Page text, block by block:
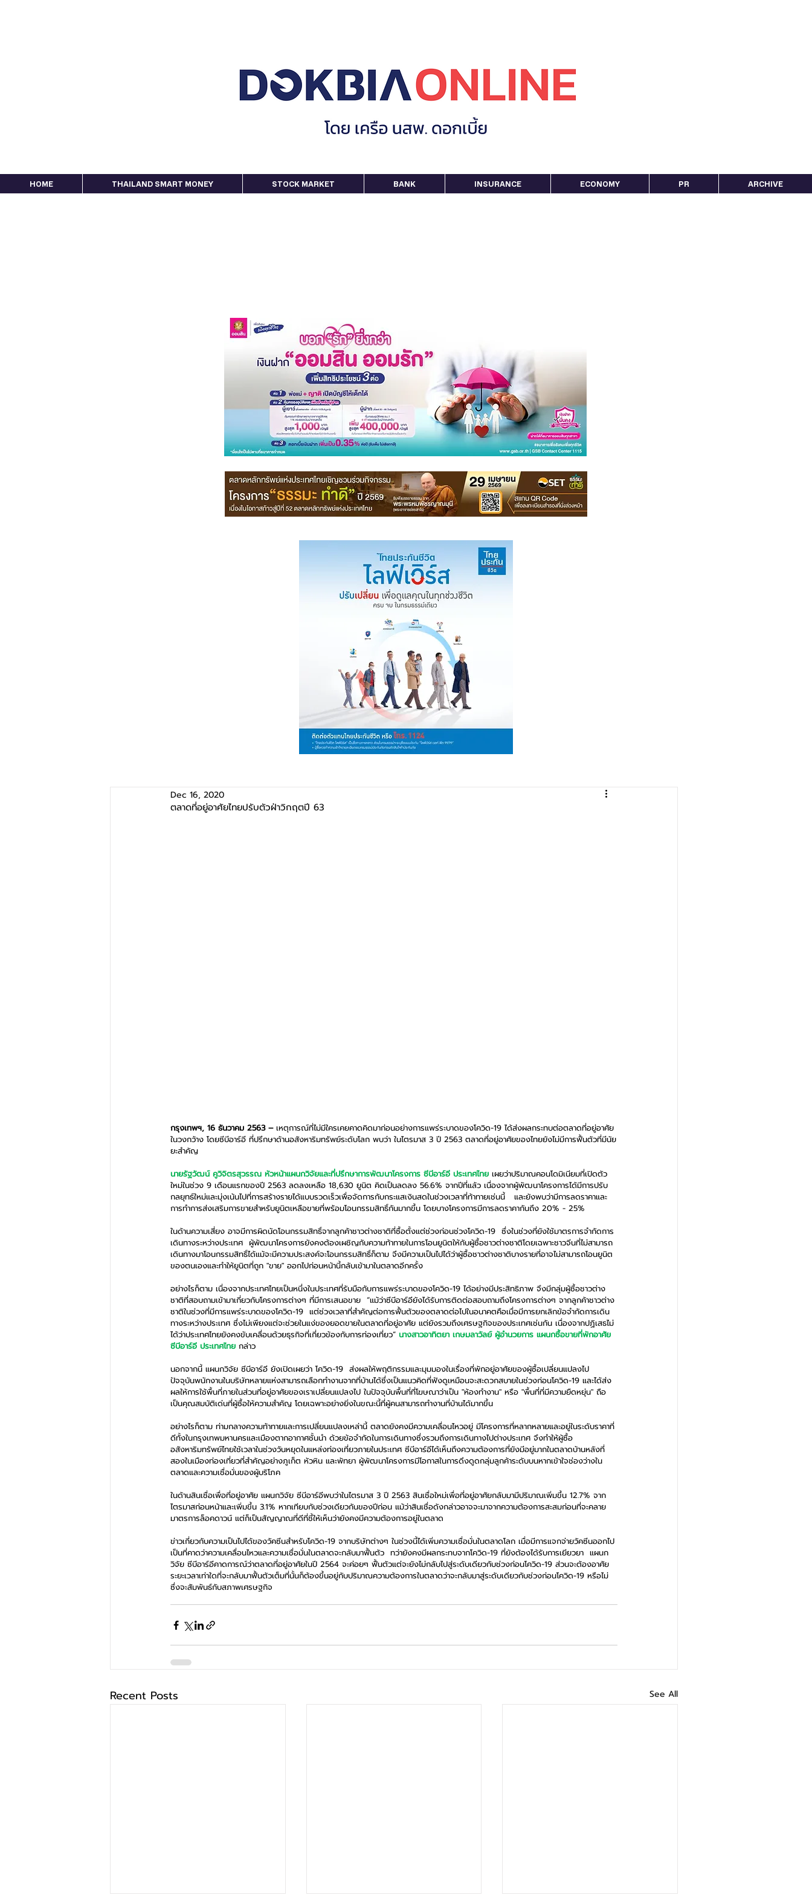
HOME THAILAND SMART MONEY STOCK MARKET BANK INSURANCE ECONOMY PR ARCHIVE
ตลาดที่อยู่อาศัยไทยปรับตัวฝ่าวิกฤตปี 63
Dec 16, 2020
กรุงเทพฯ, 16 ธันวาคม 2563 – เหตุการณ์ที่ไม่มีใครเคยคาดคิดมาก่อนอย่างการแพร่ระบาดของโควิด-19 ได้ส่งผลกระทบต่อตลาดที่อยู่อาศัย
ในวงกว้าง โดยซีบีอาร์อี ที่ปรึกษาด้านอสังหาริมทรัพย์ระดับโลก พบว่า ในไตรมาส 3 ปี 2563 ตลาดที่อยู่อาศัยของไทยยังไม่มีการฟื้นตัวที่มีนัย
ยะสำคัญ
นายรัฐวัฒน์ คูวิจิตรสุวรรณ หัวหน้าแผนกวิจัยและที่ปรึกษาการพัฒนาโครงการ ซีบีอาร์อี ประเทศไทย เผยว่าปริมาณคอนโดมิเนียมที่เปิดตัว
ใหม่ในช่วง 9 เดือนแรกของปี 2563 ลดลงเหลือ 18,630 ยูนิต คิดเป็นลดลง 56.6% จากปีที่แล้ว เนื่องจากผู้พัฒนาโครงการได้มีการปรับ
กลยุทธ์ใหม่และมุ่งเน้นไปที่การสร้างรายได้แบบรวดเร็วเพื่อจัดการกับกระแสเงินสดในช่วงเวลาที่ท้าทายเช่นนี้   และยังพบว่ามีการลดราคาและ
การทำการส่งเสริมการขายสำหรับยูนิตเหลือขายที่พร้อมโอนกรรมสิทธิ์กันมากขึ้น โดยบางโครงการมีการลดราคากันถึง 20% - 25%
ในด้านความเสี่ยง อาจมีการผิดนัดโอนกรรมสิทธิ์จากลูกค้าชาวต่างชาติที่ซื้อตั้งแต่ช่วงก่อนช่วงโควิด-19  ซึ่งในช่วงที่ยังใช้มาตรการจำกัดการ
เดินทางระหว่างประเทศ  ผู้พัฒนาโครงการยังคงต้องเผชิญกับความท้าทายในการโอนยูนิตให้กับผู้ซื้อชาวต่างชาติโดยเฉพาะชาวจีนที่ไม่สามารถ
เดินทางมาโอนกรรมสิทธิ์ได้แม้จะมีความประสงค์จะโอนกรรมสิทธิ์ก็ตาม จึงมีความเป็นไปได้ว่าผู้ซื้อชาวต่างชาติบางรายที่อาจไม่สามารถโอนยูนิต
ของตนเองและทำให้ยูนิตที่ถูก "ขาย" ออกไปก่อนหน้านี้กลับเข้ามาในตลาดอีกครั้ง
อย่างไรก็ตาม เนื่องจากประเทศไทยเป็นหนึ่งในประเทศที่รับมือกับการแพร่ระบาดของโควิด-19 ได้อย่างมีประสิทธิภาพ จึงมีกลุ่มผู้ซื้อชาวต่าง
ชาติที่สอบถามเข้ามาเกี่ยวกับโครงการต่างๆ ที่มีการเสนอขาย  “แม้ว่าซีบีอาร์อียังได้รับการติดต่อสอบถามถึงโครงการต่างๆ จากลูกค้าชาวต่าง
ชาติในช่วงที่มีการแพร่ระบาดของโควิด-19  แต่ช่วงเวลาที่สำคัญต่อการฟื้นตัวของตลาดต่อไปในอนาคตคือเมื่อมีการยกเลิกข้อจำกัดการเดิน
ทางระหว่างประเทศ ซึ่งไม่เพียงแต่จะช่วยในแง่ของยอดขายในตลาดที่อยู่อาศัย แต่ยังรวมถึงเศรษฐกิจของประเทศเช่นกัน เนื่องจากปฏิเสธไม่
ได้ว่าประเทศไทยยังคงขับเคลื่อนด้วยธุรกิจที่เกี่ยวข้องกับการท่องเที่ยว” นางสาวอาทิตยา เกษมลาวัลย์ ผู้อำนวยการ แผนกซื้อขายที่พักอาศัย
ซีบีอาร์อี ประเทศไทย กล่าว
นอกจากนี้ แผนกวิจัย ซีบีอาร์อี ยังเปิดเผยว่า โควิด-19  ส่งผลให้พฤติกรรมและมุมมองในเรื่องที่พักอยู่อาศัยของผู้ซื้อเปลี่ยนแปลงไป
ปัจจุบันพนักงานในบริษัทหลายแห่งสามารถเลือกทำงานจากที่บ้านได้ซึ่งเป็นแนวคิดที่ฟังดูเหมือนจะสะดวกสบายในช่วงก่อนโควิด-19 และได้ส่ง
ผลให้การใช้พื้นที่ภายในส่วนที่อยู่อาศัยของเราเปลี่ยนแปลงไป ในปัจจุบันพื้นที่ที่โฆษณาว่าเป็น "ห้องทำงาน" หรือ "พื้นที่ที่มีความยืดหยุ่น" ถือ
เป็นคุณสมบัติเด่นที่ผู้ซื้อให้ความสำคัญ โดยเฉพาะอย่างยิ่งในขณะนี้ที่ผู้คนสามารถทำงานที่บ้านได้มากขึ้น
อย่างไรก็ตาม ท่ามกลางความท้าทายและการเปลี่ยนแปลงเหล่านี้ ตลาดยังคงมีความเคลื่อนไหวอยู่ มีโครงการที่หลากหลายและอยู่ในระดับราคาที่
ดีทั้งในกรุงเทพมหานครและเมืองตากอากาศชั้นนำ ด้วยข้อจำกัดในการเดินทางซึ่งรวมถึงการเดินทางไปต่างประเทศ จึงทำให้ผู้ซื้อ
อสังหาริมทรัพย์ไทยใช้เวลาในช่วงวันหยุดในแหล่งท่องเที่ยวภายในประเทศ ซีบีอาร์อีได้เห็นถึงความต้องการที่ยังมีอยู่มากในตลาดบ้านหลังที่
สองในเมืองท่องเที่ยวที่สำคัญอย่างภูเก็ต หัวหิน และพัทยา ผู้พัฒนาโครงการมีโอกาสในการดึงดูดกลุ่มลูกค้าระดับบนหากเข้าใจช่องว่างใน
ตลาดและความเชื่อมั่นของผู้บริโภค
ในด้านสินเชื่อเพื่อที่อยู่อาศัย แผนกวิจัย ซีบีอาร์อีพบว่าในไตรมาส 3 ปี 2563 สินเชื่อใหม่เพื่อที่อยู่อาศัยกลับมามีปริมาณเพิ่มขึ้น 12.7% จาก
ไตรมาสก่อนหน้าและเพิ่มขึ้น 3.1% หากเทียบกับช่วงเดียวกันของปีก่อน แม้ว่าสินเชื่อดังกล่าวอาจจะมาจากความต้องการสะสมก่อนที่จะคลาย
มาตรการล็อคดาวน์ แต่ก็เป็นสัญญาณที่ดีที่ชี้ให้เห็นว่ายังคงมีความต้องการอยู่ในตลาด
ข่าวเกี่ยวกับความเป็นไปได้ของวัคซีนสำหรับโควิด-19 จากบริษัทต่างๆ ในช่วงนี้ได้เพิ่มความเชื่อมั่นในตลาดโลก เมื่อมีการแจกจ่ายวัคซีนออกไป
เป็นที่คาดว่าความเคลื่อนไหวและความเชื่อมั่นในตลาดจะกลับมาฟื้นตัว  ทว่ายังคงมีผลกระทบจากโควิด-19 ที่ยังต้องได้รับการเยียวยา  แผนก
วิจัย ซีบีอาร์อีคาดการณ์ว่าตลาดที่อยู่อาศัยในปี 2564 จะค่อยๆ ฟื้นตัวแต่จะยังไม่กลับไปสู่ระดับเดียวกับช่วงก่อนโควิด-19 ส่วนจะต้องอาศัย
ระยะเวลาเท่าใดที่จะกลับมาฟื้นตัวเต็มที่นั้นก็ต้องขึ้นอยู่กับปริมาณความต้องการในตลาดว่าจะกลับมาสู่ระดับเดียวกับช่วงก่อนโควิด-19 หรือไม่
ซึ่งจะสัมพันธ์กับสภาพเศรษฐกิจ
Recent Posts See All